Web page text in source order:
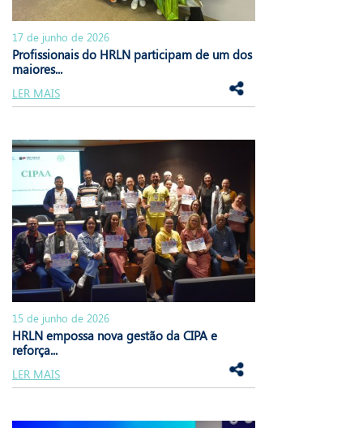
17 de junho de 2026
Profissionais do HRLN participam de um dos
maiores...
LER MAIS
15 de junho de 2026
HRLN empossa nova gestão da CIPA e
reforça...
LER MAIS